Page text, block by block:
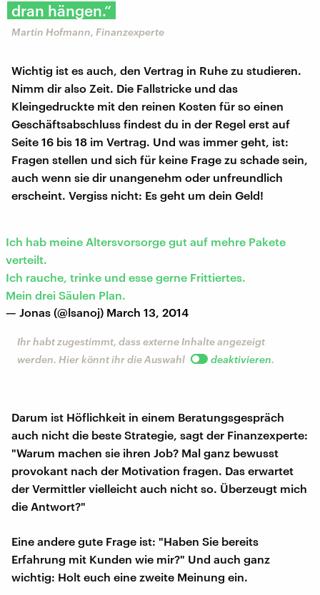
dran hängen.“
Martin Hofmann, Finanzexperte
Wichtig ist es auch, den Vertrag in Ruhe zu studieren.
Nimm dir also Zeit. Die Fallstricke und das
Kleingedruckte mit den reinen Kosten für so einen
Geschäftsabschluss findest du in der Regel erst auf
Seite 16 bis 18 im Vertrag. Und was immer geht, ist:
Fragen stellen und sich für keine Frage zu schade sein,
auch wenn sie dir unangenehm oder unfreundlich
erscheint. Vergiss nicht: Es geht um dein Geld!
Ich hab meine Altersvorsorge gut auf mehre Pakete
verteilt.
Ich rauche, trinke und esse gerne Frittiertes.
Mein drei Säulen Plan.
— Jonas (@lsanoj) March 13, 2014
Ihr habt zugestimmt, dass externe Inhalte angezeigt
werden. Hier könnt ihr die Auswahl
deaktivieren.
Darum ist Höflichkeit in einem Beratungsgespräch
auch nicht die beste Strategie, sagt der Finanzexperte:
"Warum machen sie ihren Job? Mal ganz bewusst
provokant nach der Motivation fragen. Das erwartet
der Vermittler vielleicht auch nicht so. Überzeugt mich
die Antwort?"
Eine andere gute Frage ist: "Haben Sie bereits
Erfahrung mit Kunden wie mir?" Und auch ganz
wichtig: Holt euch eine zweite Meinung ein.